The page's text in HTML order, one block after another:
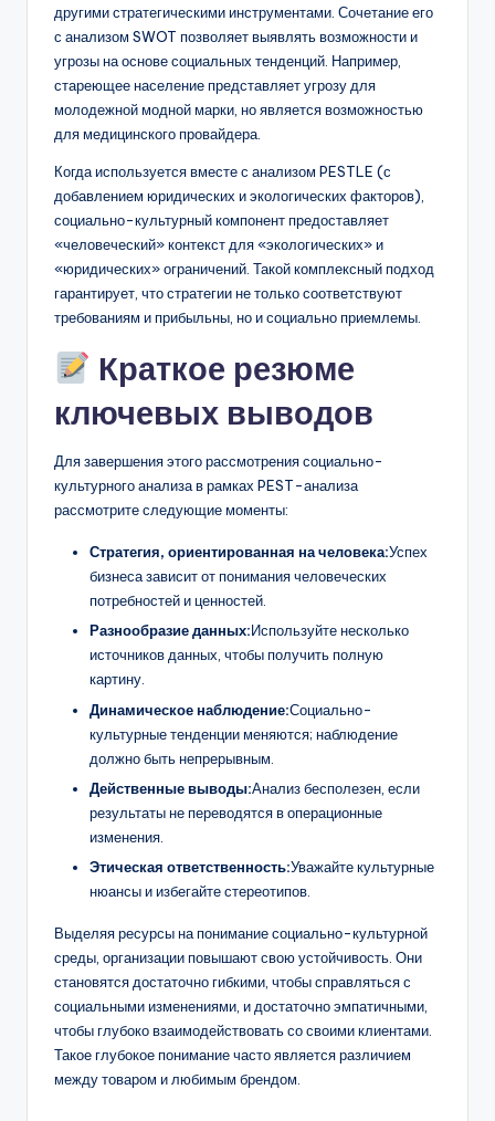
другими стратегическими инструментами. Сочетание его
с анализом SWOT позволяет выявлять возможности и
угрозы на основе социальных тенденций. Например,
стареющее население представляет угрозу для
молодежной модной марки, но является возможностью
для медицинского провайдера.
Когда используется вместе с анализом PESTLE (с
добавлением юридических и экологических факторов),
социально-культурный компонент предоставляет
«человеческий» контекст для «экологических» и
«юридических» ограничений. Такой комплексный подход
гарантирует, что стратегии не только соответствуют
требованиям и прибыльны, но и социально приемлемы.
Краткое резюме
ключевых выводов
Для завершения этого рассмотрения социально-
культурного анализа в рамках PEST-анализа
рассмотрите следующие моменты:
Стратегия, ориентированная на человека:Успех
бизнеса зависит от понимания человеческих
потребностей и ценностей.
Разнообразие данных:Используйте несколько
источников данных, чтобы получить полную
картину.
Динамическое наблюдение:Социально-
культурные тенденции меняются; наблюдение
должно быть непрерывным.
Действенные выводы:Анализ бесполезен, если
результаты не переводятся в операционные
изменения.
Этическая ответственность:Уважайте культурные
нюансы и избегайте стереотипов.
Выделяя ресурсы на понимание социально-культурной
среды, организации повышают свою устойчивость. Они
становятся достаточно гибкими, чтобы справляться с
социальными изменениями, и достаточно эмпатичными,
чтобы глубоко взаимодействовать со своими клиентами.
Такое глубокое понимание часто является различием
между товаром и любимым брендом.